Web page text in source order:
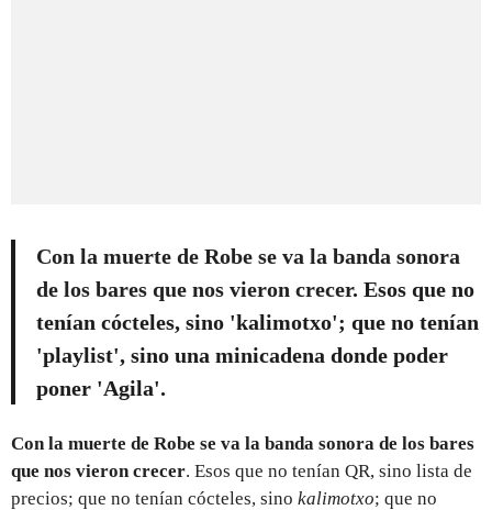
Con la muerte de Robe se va la banda sonora
de los bares que nos vieron crecer. Esos que no
tenían cócteles, sino 'kalimotxo'; que no tenían
'playlist', sino una minicadena donde poder
poner 'Agila'.
Con la muerte de Robe se va la banda sonora de los bares
que nos vieron crecer. Esos que no tenían QR, sino lista de
precios; que no tenían cócteles, sino kalimotxo; que no